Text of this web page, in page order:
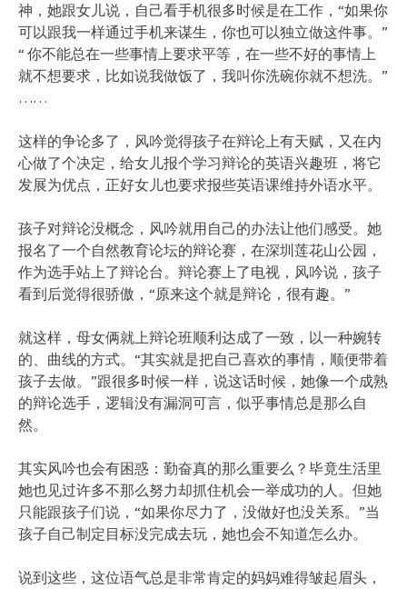
神，她跟女儿说，自己看手机很多时候是在工作，“如果你
可以跟我一样通过手机来谋生，你也可以独立做这件事。”
“ 你不能总在一些事情上要求平等，在一些不好的事情上
就不想要求，比如说我做饭了，我叫你洗碗你就不想洗。”
……
这样的争论多了，风吟觉得孩子在辩论上有天赋，又在内
心做了个决定，给女儿报个学习辩论的英语兴趣班，将它
发展为优点，正好女儿也要求报些英语课维持外语水平。
孩子对辩论没概念，风吟就用自己的办法让他们感受。她
报名了一个自然教育论坛的辩论赛，在深圳莲花山公园，
作为选手站上了辩论台。辩论赛上了电视，风吟说，孩子
看到后觉得很骄傲，“原来这个就是辩论，很有趣。”
就这样，母女俩就上辩论班顺利达成了一致，以一种婉转
的、曲线的方式。“其实就是把自己喜欢的事情，顺便带着
孩子去做。”跟很多时候一样，说这话时候，她像一个成熟
的辩论选手，逻辑没有漏洞可言，似乎事情总是那么自
然。
其实风吟也会有困惑：勤奋真的那么重要么？毕竟生活里
她也见过许多不那么努力却抓住机会一举成功的人。但她
只能跟孩子们说，“如果你尽力了，没做好也没关系。”当
孩子自己制定目标没完成去玩，她也会不知道怎么办。
说到这些，这位语气总是非常肯定的妈妈难得皱起眉头，